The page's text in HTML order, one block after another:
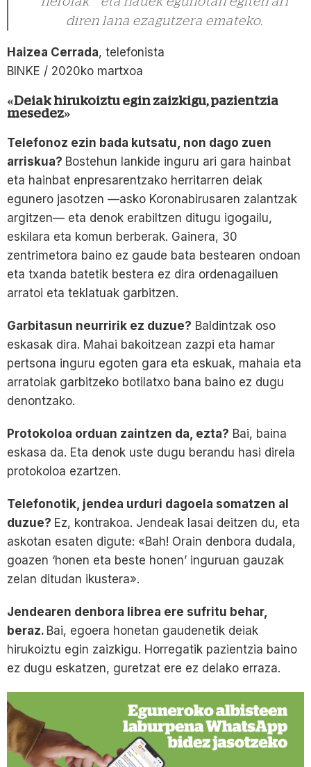
diren lana ezagutzera emateko.
Haizea Cerrada, telefonista
BINKE / 2020ko martxoa
«Deiak hirukoiztu egin zaizkigu, pazientzia
mesedez»
Telefonoz ezin bada kutsatu, non dago zuen
arriskua? Bostehun lankide inguru ari gara hainbat
eta hainbat enpresarentzako herritarren deiak
egunero jasotzen —asko Koronabirusaren zalantzak
argitzen— eta denok erabiltzen ditugu igogailu,
eskilara eta komun berberak. Gainera, 30
zentrimetora baino ez gaude bata bestearen ondoan
eta txanda batetik bestera ez dira ordenagailuen
arratoi eta teklatuak garbitzen.
Garbitasun neurririk ez duzue? Baldintzak oso
eskasak dira. Mahai bakoitzean zazpi eta hamar
pertsona inguru egoten gara eta eskuak, mahaia eta
arratoiak garbitzeko botilatxo bana baino ez dugu
denontzako.
Protokoloa orduan zaintzen da, ezta? Bai, baina
eskasa da. Eta denok uste dugu berandu hasi direla
protokoloa ezartzen.
Telefonotik, jendea urduri dagoela somatzen al
duzue? Ez, kontrakoa. Jendeak lasai deitzen du, eta
askotan esaten digute: «Bah! Orain denbora dudala,
goazen ‘honen eta beste honen’ inguruan gauzak
zelan ditudan ikustera».
Jendearen denbora librea ere sufritu behar,
beraz. Bai, egoera honetan gaudenetik deiak
hirukoiztu egin zaizkigu. Horregatik pazientzia baino
ez dugu eskatzen, guretzat ere ez delako erraza.